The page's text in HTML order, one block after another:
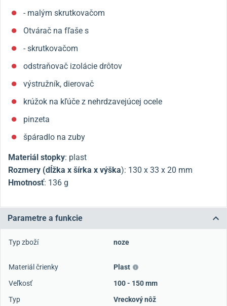
- malým skrutkovačom
Otvárač na fľaše s
- skrutkovačom
odstraňovač izolácie drôtov
výstružník, dierovač
krúžok na kľúče z nehrdzavejúcej ocele
pinzeta
špáradlo na zuby
Materiál stopky: plast
Rozmery (dĺžka x šírka x výška): 130 x 33 x 20 mm
Hmotnosť: 136 g
Parametre a funkcie
Typ zboží noze
Materiál črienky
Plast
Veľkosť
100 - 150 mm
Typ
Vreckový nôž